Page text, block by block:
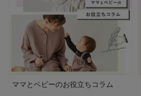
ママとベビーのお役立ちコラム